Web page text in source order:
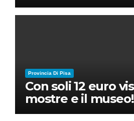
Provincia Di Pisa
Con soli 12 euro
mostre e il museo!